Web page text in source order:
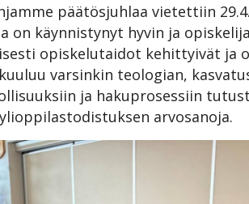
päätösjuhlaa vietettiin 29.4.
on käynnistynyt hyvin ja
opiskelutaidot kehittyivät ja
varsinkin teologian,
ja hakuprosessiin
arvosanoja.